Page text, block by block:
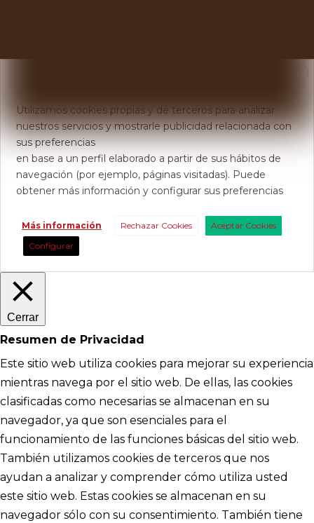
Utilizamos cookies propias y de terceros para analizar
nuestros servicios y mostrarle publicidad relacionada con
sus preferencias
en base a un perfil elaborado a partir de sus hábitos de
navegación (por ejemplo, páginas visitadas). Puede
obtener más información y configurar sus preferencias
Más información Rechazar Cookies
Aceptar Cookies
Configurar
Cerrar
Resumen de Privacidad
Este sitio web utiliza cookies para mejorar su experiencia
mientras navega por el sitio web. De ellas, las cookies
clasificadas como necesarias se almacenan en su
navegador, ya que son esenciales para el
funcionamiento de las funciones básicas del sitio web.
También utilizamos cookies de terceros que nos
ayudan a analizar y comprender cómo utiliza usted
este sitio web. Estas cookies se almacenan en su
navegador sólo con su consentimiento. También tiene